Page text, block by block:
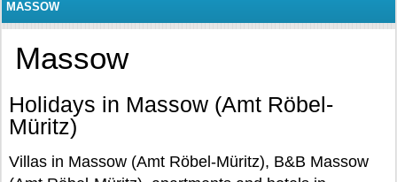
MASSOW
Massow
Holidays in Massow (Amt Röbel-
Müritz)
Villas in Massow (Amt Röbel-Müritz), B&B Massow